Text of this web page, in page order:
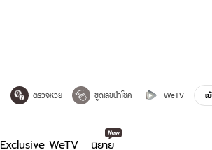
ตรวจหวย ขูดเลขนำโชค WeTV เ
Exclusive WeTV นิยาย